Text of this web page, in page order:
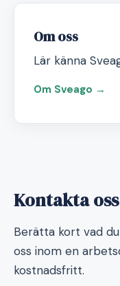
Om oss
Lär känna
Om Sveago →
Kontakta oss
Berätta kort vad
oss inom en
kostnadsfritt.